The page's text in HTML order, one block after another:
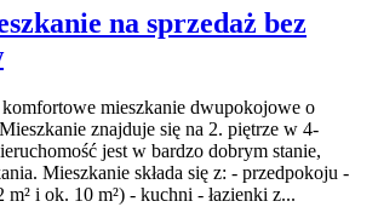
na sprzedaż bez
komfortowe mieszkanie dwupokojowe o
znajduje się na 2. piętrze w 4-
jest w bardzo dobrym stanie,
Mieszkanie składa się z: - przedpokoju -
i ok. 10 m²) - kuchni - łazienki z...